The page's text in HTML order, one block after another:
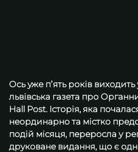
Ось уже пʼять років
львівська газета про
Hall Post. Історія, яка
неординарно та містко
подій місяця, переросла у
друковане видання, що є